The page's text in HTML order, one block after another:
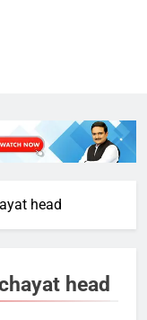
head
head
में आने वाले भक्तों